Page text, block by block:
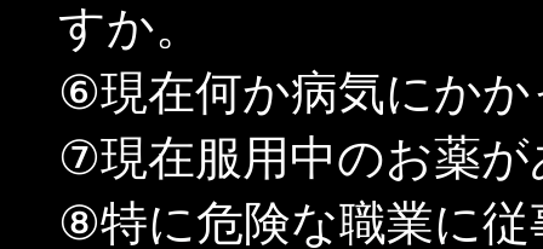
すか。
⑥現在何か病気にか
⑦現在服用中のお薬
⑧特に危険な職業に